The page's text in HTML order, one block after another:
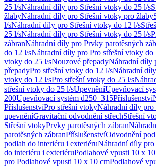
25 l/sNáhradní díly pro Střešní vtoky do 25 l/s
žlabyNáhradní díly pro Střešní vtoky pro žlaby
l/sNáhradní díly pro Střešní vtoky do 12 l/s
25 l/sNáhradní díly pro Střešní vtoky do 25 l/s
zábranNáhradní díly pro Prvky parotěsných
do 12 l/sNáhradní díly pro Pro střešní vtoky do
vtoky do 25 l/sNouzové přepadyNáhradní díly
přepadyPro střešní vtoky do 12 l/sNáhradní
vtoky do 12 l/sPro střešní vtoky do 25 l/s
střešní vtoky do 25 l/sUpevněníUpevňovací
200Upevňovací systém d250–315Příslušenství
PříslušenstvíPro střešní vtokyNáhradní díly pro
upevněníGravitační odvodnění střechStřešní
Střešní vtokyPrvky parotěsných zábran
parotěsných zábranPříslušenstvíOdvodnění
podlah do interiéru i exteriéruNáhradní díly
do interiéru i exteriéruPodlahové vpusti 10 x
pro Podlahové vpusti 10 x 10 cmPodlahové